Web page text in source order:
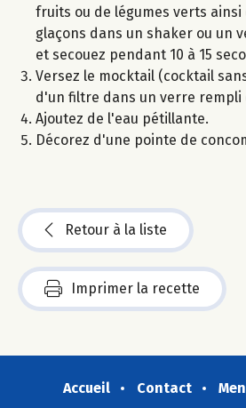
fruits ou de légumes verts
glaçons dans un shaker ou un
et secouez pendant 10 à 15
Versez le mocktail (cocktail
d'un filtre dans un verre rempli
Ajoutez de l'eau pétillante.
Décorez d'une pointe de
Retour à la liste
Imprimer la recette
Accueil Contact